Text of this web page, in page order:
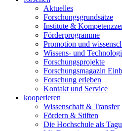
Aktuelles
Forschungsgrundsätze
Institute &
Förderprogramme
Promotion und
Wissens- und
Forschungsprojekte
Forschungsmagazin
Forschung erleben
Kontakt und Service
kooperieren
Wissenschaft & Transfer
Fördern & Stiften
Die Hochschule als